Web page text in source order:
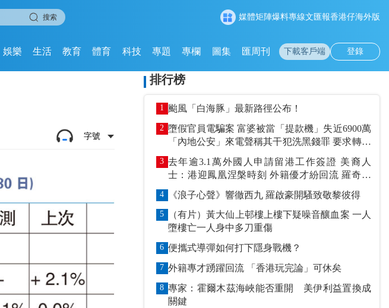
搜索 媒體矩陣爆料專線文匯報香港仔海外版
娛樂 生活 教育 體育 科技 專題 專欄 圖集 匯周刊 下載客戶端 登錄
字號
排行榜
1 颱風「白海豚」最新路徑公布！
2 墮假官員電騙案 富婆被當「提款機」失近6900萬
「內地公安」來電聲稱其干犯洗黑錢罪 要求轉賬
到指定戶口作「保證金」
3 去年逾3.1萬外國人申請留港工作簽證 美裔人
士：港迎鳳凰涅槃時刻 外籍優才紛回流 羅奇抹
黑論被打臉
4 《浪子心聲》響徹西九 羅啟豪開騷致敬黎彼得
5
（有片）黃大仙上邨樓上樓下疑噪音釀血案 一人
墮樓亡一人身中多刀重傷
6 便攜式導彈如何打下隱身戰機？
7 外籍專才踴躍回流 「香港玩完論」可休矣
8 專家：霍爾木茲海峽能否重開 美伊利益置換成
關鍵